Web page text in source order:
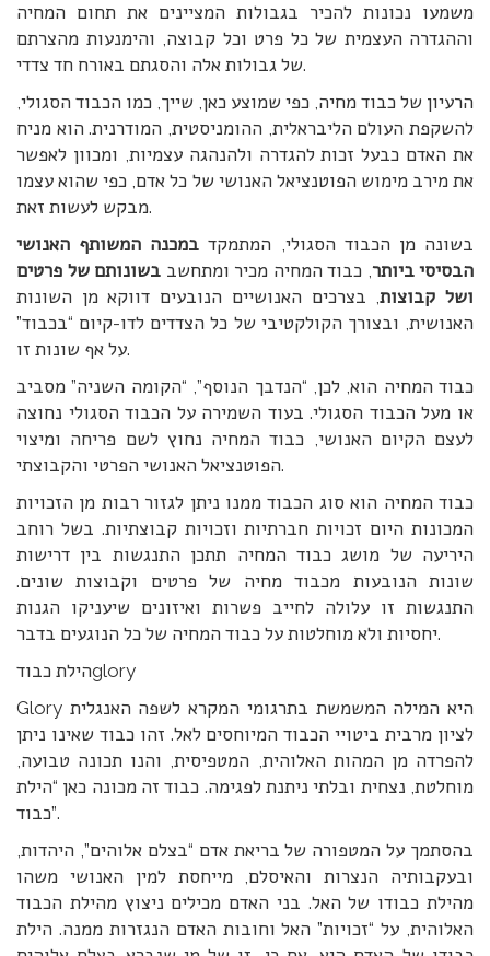
משמעו נכונות להכיר בגבולות המציינים את תחום המחיה
וההגדרה העצמית של כל פרט וכל קבוצה, והימנעות מהצרתם
של גבולות אלה והסגתם באורח חד צדדי.
הרעיון של כבוד מחיה, כפי שמוצע כאן, שייך, כמו הכבוד הסגולי,
להשקפת העולם הליבראלית, ההומניסטית, המודרנית. הוא מניח
את האדם כבעל זכות להגדרה ולהנהגה עצמיות, ומכוון לאפשר
את מירב מימוש הפוטנציאל האנושי של כל אדם, כפי שהוא עצמו
מבקש לעשות זאת.
בשונה מן הכבוד הסגולי, המתמקד במכנה המשותף האנושי
הבסיסי ביותר, כבוד המחיה מכיר ומתחשב בשונותם של פרטים
ושל קבוצות, בצרכים האנושיים הנובעים דווקא מן השונות
האנושית, ובצורך הקולקטיבי של כל הצדדים לדו-קיום “בכבוד”
על אף שונות זו.
כבוד המחיה הוא, לכן, “הנדבך הנוסף”, “הקומה השניה” מסביב
או מעל הכבוד הסגולי. בעוד השמירה על הכבוד הסגולי נחוצה
לעצם הקיום האנושי, כבוד המחיה נחוץ לשם פריחה ומיצוי
הפוטנציאל האנושי הפרטי והקבוצתי.
כבוד המחיה הוא סוג הכבוד ממנו ניתן לגזור רבות מן הזכויות
המכונות היום זכויות חברתיות וזכויות קבוצתיות. בשל רוחב
היריעה של מושג כבוד המחיה תתכן התנגשות בין דרישות
שונות הנובעות מכבוד מחיה של פרטים וקבוצות שונים.
התנגשות זו עלולה לחייב פשרות ואיזונים שיעניקו הגנות
יחסיות ולא מוחלטות על כבוד המחיה של כל הנוגעים בדבר.
הילת כבודglory
Glory היא המילה המשמשת בתרגומי המקרא לשפה האנגלית
לציון מרבית ביטויי הכבוד המיוחסים לאל. זהו כבוד שאינו ניתן
להפרדה מן המהות האלוהית, המטפיסית, והנו תכונה טבועה,
מוחלטת, נצחית ובלתי ניתנת לפגימה. כבוד זה מכונה כאן “הילת
כבוד”.
בהסתמך על המטפורה של בריאת אדם “בצלם אלוהים”, היהדות,
ובעקבותיה הנצרות והאיסלם, מייחסת למין האנושי משהו
מהילת כבודו של האל. בני האדם מכילים ניצוץ מהילת הכבוד
האלוהית, על “זכויות” האל וחובות האדם הנגזרות ממנה. הילת